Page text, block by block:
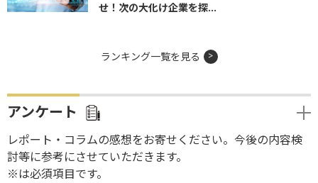
せ！次の大化け企業を探...
ランキング一覧を見る
アンケート
レポート・コラムの感想をお寄せください。今後の内容検
討等に参考にさせていただきます。
※は必須項目です。